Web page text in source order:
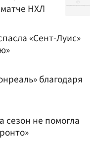
НХЛ
«Сент-Луис»
благодаря
сезон не помогла